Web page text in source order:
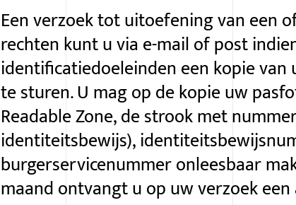
Een verzoek tot uitoefening van een
rechten kunt u viae-mailof post
identificatiedoeleinden een kopie
te sturen. U mag op de kopie uw
Readable Zone, de strook met
identiteitsbewijs),
burgerservicenummer onleesbaar
maand ontvangt u op uw verzoek